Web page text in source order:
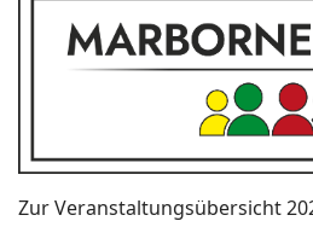
Zur Veranstaltungsübersicht